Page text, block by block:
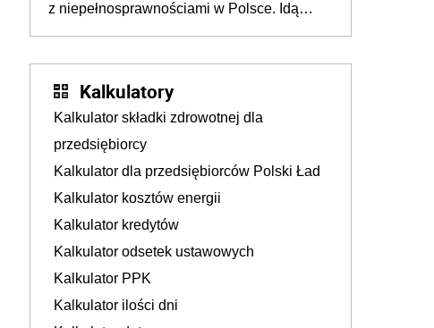
z niepełnosprawnościami w Polsce. Idą
Kalkulatory
Kalkulator składki zdrowotnej dla
przedsiębiorcy
Kalkulator dla przedsiębiorców Polski Ład
Kalkulator kosztów energii
Kalkulator kredytów
Kalkulator odsetek ustawowych
Kalkulator PPK
Kalkulator ilości dni